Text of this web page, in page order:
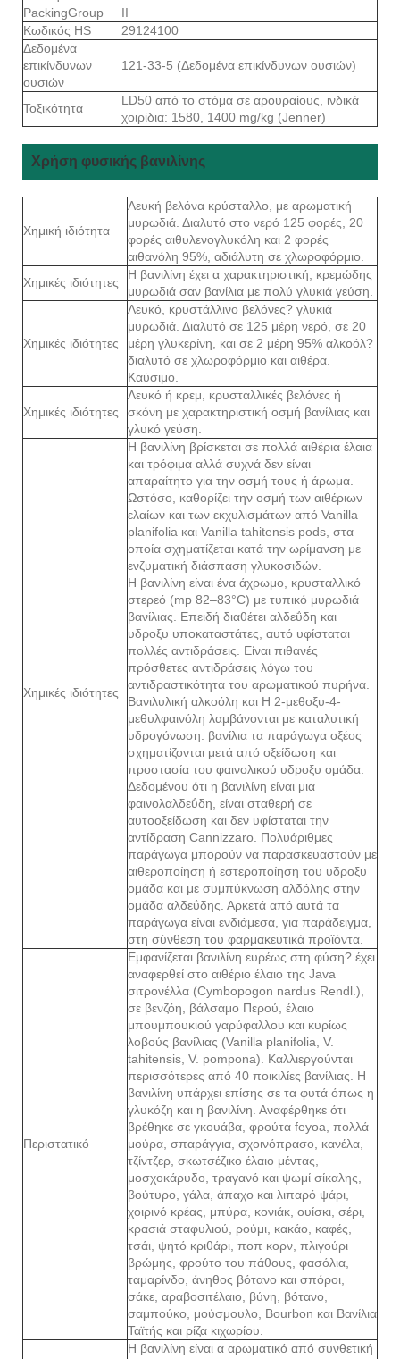
PackingGroup
II
Κωδικός HS
29124100
Δεδομένα
επικίνδυνων
ουσιών
121-33-5 (Δεδομένα επικίνδυνων ουσιών)
Τοξικότητα
LD50 από το στόμα σε αρουραίους, ινδικά
χοιρίδια: 1580, 1400 mg/kg (Jenner)
Χρήση φυσικής βανιλίνης
Χημική ιδιότητα
Λευκή βελόνα κρύσταλλο, με αρωματική
μυρωδιά. Διαλυτό στο νερό 125 φορές, 20
φορές αιθυλενογλυκόλη και 2 φορές
αιθανόλη 95%, αδιάλυτη σε χλωροφόρμιο.
Χημικές ιδιότητες
Η βανιλίνη έχει α χαρακτηριστική, κρεμώδης
μυρωδιά σαν βανίλια με πολύ γλυκιά γεύση.
Χημικές ιδιότητες
Λευκό, κρυστάλλινο βελόνες? γλυκιά
μυρωδιά. Διαλυτό σε 125 μέρη νερό, σε 20
μέρη γλυκερίνη, και σε 2 μέρη 95% αλκοόλ?
διαλυτό σε χλωροφόρμιο και αιθέρα.
Καύσιμο.
Χημικές ιδιότητες
Λευκό ή κρεμ, κρυσταλλικές βελόνες ή
σκόνη με χαρακτηριστική οσμή βανίλιας και
γλυκό γεύση.
Χημικές ιδιότητες
Η βανιλίνη βρίσκεται σε πολλά αιθέρια έλαια
και τρόφιμα αλλά συχνά δεν είναι
απαραίτητο για την οσμή τους ή άρωμα.
Ωστόσο, καθορίζει την οσμή των αιθέριων
ελαίων και των εκχυλισμάτων από Vanilla
planifolia και Vanilla tahitensis pods, στα
οποία σχηματίζεται κατά την ωρίμανση με
ενζυματική διάσπαση γλυκοσιδών.
Η βανιλίνη είναι ένα άχρωμο, κρυσταλλικό
στερεό (mp 82–83°C) με τυπικό μυρωδιά
βανίλιας. Επειδή διαθέτει αλδεΰδη και
υδροξυ υποκαταστάτες, αυτό υφίσταται
πολλές αντιδράσεις. Είναι πιθανές
πρόσθετες αντιδράσεις λόγω του
αντιδραστικότητα του αρωματικού πυρήνα.
Βανιλυλική αλκοόλη και Η 2-μεθοξυ-4-
μεθυλφαινόλη λαμβάνονται με καταλυτική
υδρογόνωση. βανίλια τα παράγωγα οξέος
σχηματίζονται μετά από οξείδωση και
προστασία του φαινολικού υδροξυ ομάδα.
Δεδομένου ότι η βανιλίνη είναι μια
φαινολαλδεΰδη, είναι σταθερή σε
αυτοοξείδωση και δεν υφίσταται την
αντίδραση Cannizzaro. Πολυάριθμες
παράγωγα μπορούν να παρασκευαστούν με
αιθεροποίηση ή εστεροποίηση του υδροξυ
ομάδα και με συμπύκνωση αλδόλης στην
ομάδα αλδεΰδης. Αρκετά από αυτά τα
παράγωγα είναι ενδιάμεσα, για παράδειγμα,
στη σύνθεση του φαρμακευτικά προϊόντα.
Περιστατικό
Εμφανίζεται βανιλίνη ευρέως στη φύση? έχει
αναφερθεί στο αιθέριο έλαιο της Java
σιτρονέλλα (Cymbopogon nardus Rendl.),
σε βενζόη, βάλσαμο Περού, έλαιο
μπουμπουκιού γαρύφαλλου και κυρίως
λοβούς βανίλιας (Vanilla planifolia, V.
tahitensis, V. pompona). Καλλιεργούνται
περισσότερες από 40 ποικιλίες βανίλιας. Η
βανιλίνη υπάρχει επίσης σε τα φυτά όπως η
γλυκόζη και η βανιλίνη. Αναφέρθηκε ότι
βρέθηκε σε γκουάβα, φρούτα feyoa, πολλά
μούρα, σπαράγγια, σχοινόπρασο, κανέλα,
τζίντζερ, σκωτσέζικο έλαιο μέντας,
μοσχοκάρυδο, τραγανό και ψωμί σίκαλης,
βούτυρο, γάλα, άπαχο και λιπαρό ψάρι,
χοιρινό κρέας, μπύρα, κονιάκ, ουίσκι, σέρι,
κρασιά σταφυλιού, ρούμι, κακάο, καφές,
τσάι, ψητό κριθάρι, ποπ κορν, πλιγούρι
βρώμης, φρούτο του πάθους, φασόλια,
ταμαρίνδο, άνηθος βότανο και σπόροι,
σάκε, αραβοσιτέλαιο, βύνη, βότανο,
σαμπούκο, μούσμουλο, Bourbon και Βανίλια
Ταϊτής και ρίζα κιχωρίου.
Η βανιλίνη είναι α αρωματικό από συνθετική